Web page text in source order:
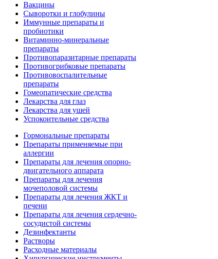
Вакцины
Сыворотки и глобулины
Иммунные препараты и
пробиотики
Витаминно-минеральные
препараты
Противопаразитарные препараты
Противогрибковые препараты
Противовоспалительные
препараты
Гомеопатические средства
Лекарства для глаз
Лекарства для ушей
Успокоительные средства
Гормональные препараты
Препараты применяемые при
аллергии
Препараты для лечения опорно-
двигательного аппарата
Препараты для лечения
мочеполовой системы
Препараты для лечения ЖКТ и
печени
Препараты для лечения сердечно-
сосудистой системы
Дезинфектанты
Растворы
Расходные материалы